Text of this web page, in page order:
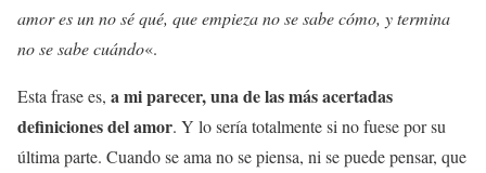
amor es un no sé qué, que empieza no se sabe cómo, y termina
no se sabe cuándo«.
Esta frase es, a mi parecer, una de las más acertadas
definiciones del amor. Y lo sería totalmente si no fuese por su
última parte. Cuando se ama no se piensa, ni se puede pensar, que